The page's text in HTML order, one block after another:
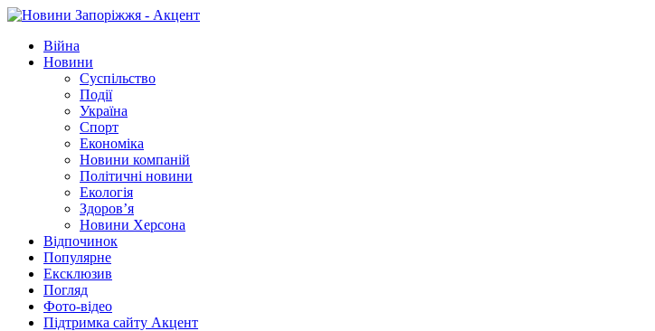
Війна
Новини
Суспільство
Події
Україна
Спорт
Економіка
Новини компаній
Політичні новини
Екологія
Здоров’я
Новини Херсона
Відпочинок
Популярне
Ексклюзив
Погляд
Фото-відео
Підтримка сайту Акцент